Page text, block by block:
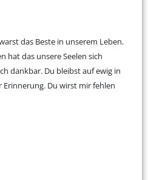
das Beste in unserem Leben.
hat das unsere Seelen sich
dankbar. Du bleibst auf ewig in
Du wirst mir fehlen